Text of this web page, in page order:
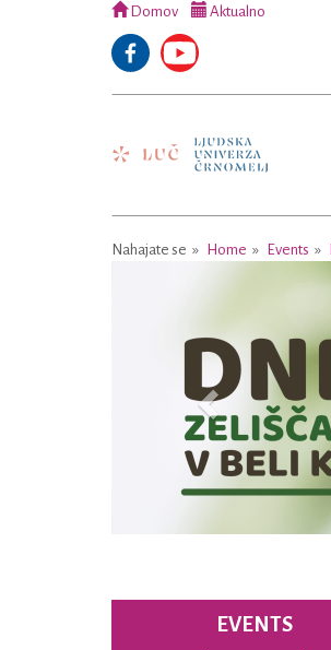
Domov Aktualno
Nahajate se Home Events
EVENTS